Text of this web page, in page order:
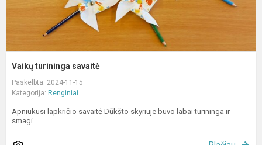
Vaikų turininga savaitė
Paskelbta: 2024-11-15
Kategorija: Renginiai
Apniukusi lapkričio savaitė Dūkšto skyriuje buvo labai turininga ir
smagi. ...